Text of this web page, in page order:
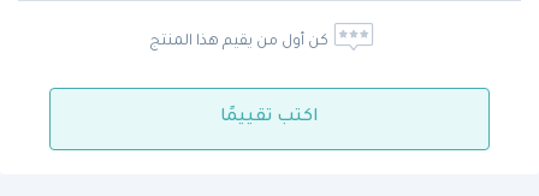
كن أول من يقيم هذا المنتج
اكتب تقييمًا